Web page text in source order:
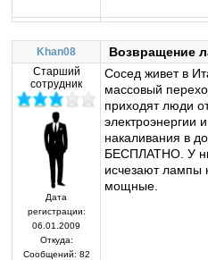
Khan08 Возвращение
Старший
сотрудник
Дата
регистрации:
06.01.2009
Откуда:
Сообщений: 82
Сосед живет в
массовый
приходят люди
накаливания в
БЕСПЛАТНО. У
исчезают лампы
мощные.